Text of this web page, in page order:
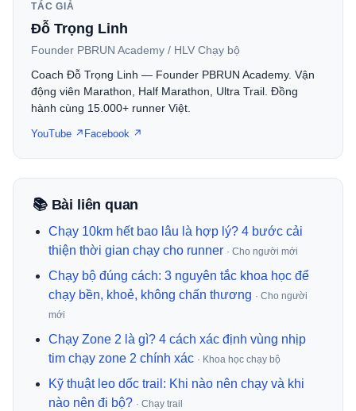
TÁC GIẢ
Đỗ Trọng Linh
Founder PBRUN Academy / HLV Chạy bộ
Coach Đỗ Trọng Linh — Founder PBRUN Academy. Vận
động viên Marathon, Half Marathon, Ultra Trail. Đồng
hành cùng 15.000+ runner Việt.
YouTube ↗ Facebook ↗
📚 Bài liên quan
Chạy 10km hết bao lâu là hợp lý? 4 bước cải
thiện thời gian chạy cho runner · Cho người mới
Chạy bộ đúng cách: 3 nguyên tắc khoa học để
chạy bền, khoẻ, không chấn thương · Cho người
mới
Chạy Zone 2 là gì? 4 cách xác định vùng nhịp
tim chạy zone 2 chính xác · Khoa học chạy bộ
Kỹ thuật leo dốc trail: Khi nào nên chạy và khi
nào nên đi bộ? · Chạy trail